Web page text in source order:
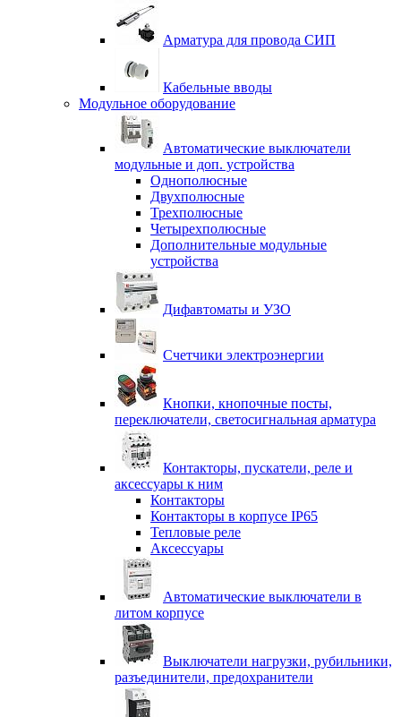
Арматура для провода СИП
Кабельные вводы
Модульное оборудование
Автоматические выключатели
модульные и доп. устройства
Однополюсные
Двухполюсные
Трехполюсные
Четырехполюсные
Дополнительные модульные
устройства
Дифавтоматы и УЗО
Счетчики электроэнергии
Кнопки, кнопочные посты,
переключатели, светосигнальная арматура
Контакторы, пускатели, реле и
аксессуары к ним
Контакторы
Контакторы в корпусе IP65
Тепловые реле
Аксессуары
Автоматические выключатели в
литом корпусе
Выключатели нагрузки, рубильники,
разъединители, предохранители